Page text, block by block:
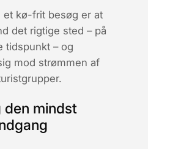
et kø-frit besøg er at
det rigtige sted – på
tidspunkt – og
mod strømmen af
den mindst